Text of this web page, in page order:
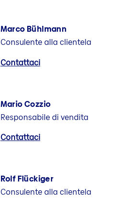
Marco Bühlmann
Consulente alla clientela
Contattaci
Mario Cozzio
Responsabile di vendita
Contattaci
Rolf Flückiger
Consulente alla clientela